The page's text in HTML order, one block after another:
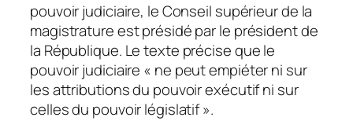
pouvoir judiciaire, le Conseil supérieur de la
magistrature est présidé par le président de
la République. Le texte précise que le
pouvoir judiciaire « ne peut empiéter ni sur
les attributions du pouvoir exécutif ni sur
celles du pouvoir législatif».